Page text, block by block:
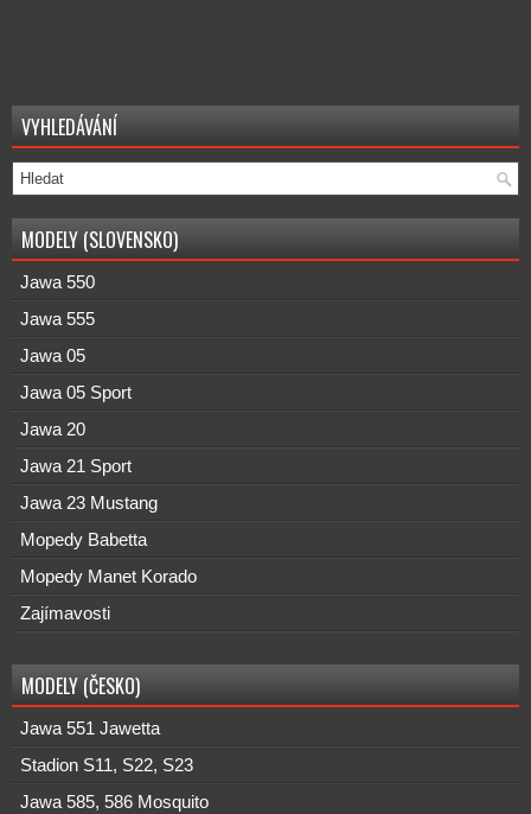
VYHLEDÁVÁNÍ
MODELY (SLOVENSKO)
Jawa 550
Jawa 555
Jawa 05
Jawa 05 Sport
Jawa 20
Jawa 21 Sport
Jawa 23 Mustang
Mopedy Babetta
Mopedy Manet Korado
Zajímavosti
MODELY (ČESKO)
Jawa 551 Jawetta
Stadion S11, S22, S23
Jawa 585, 586 Mosquito